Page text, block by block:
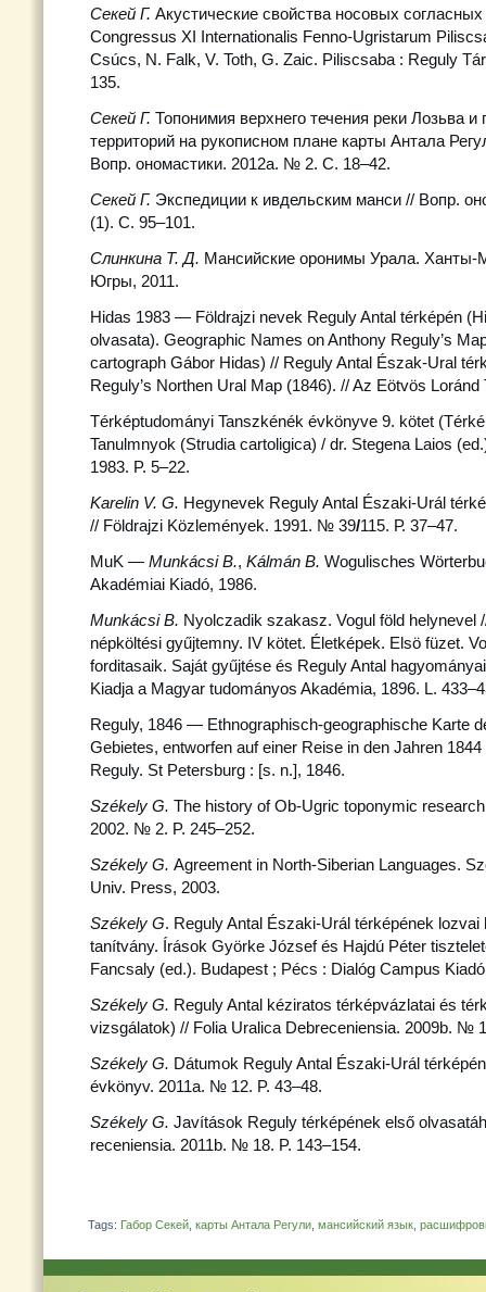
Секей Г. Акустические свойства носовых
Congressus XI Internationalis Fenno-Ugristarum
Csúcs, N. Falk, V. Toth, G. Zaic. Piliscsaba : Reguly
135.
Секей Г. Топонимия верхнего течения реки Лозьва
территорий на рукописном плане карты Антала
Вопр. ономастики. 2012а. № 2. С. 18–42.
Секей Г. Экспедиции к ивдельским манси // Вопр.
(1). С. 95–101.
Слинкина Т. Д. Мансийские оронимы Урала. Ханты-
Югры, 2011.
Hidas 1983 — Földrajzi nevek Reguly Antal térképén
olvasata). Geographic Names on Anthony Reguly’s
cartograph Gábor Hidas) // Reguly Antal Észak-Ural
Reguly’s Northen Ural Map (1846). // Az Eötvös
Térképtudományi Tanszkénék évkönyve 9. kötet
Tanulmnyok (Strudia cartoligica) / dr. Stegena Laios
1983. P. 5–22.
Karelin V. G. Hegynevek Reguly Antal Északi-Urál
// Földrajzi Közlemények. 1991. № 39/115. Р. 37–47.
MuK — Munkácsi B., Kálmán B. Wogulisches
Akadémiai Kiadó, 1986.
Munkácsi B. Nyolczadik szakasz. Vogul föld helynevel
népköltési gyűjtemny. IV kötet. Életképek. Elsö füzet.
forditasaik. Saját gyűjtése és Reguly Antal
Kiadja a Magyar tudományos Akadémia, 1896. L.
Reguly, 1846 — Ethnographisch-geographische Karte
Gebietes, entworfen auf einer Reise in den Jahren
Reguly. St Petersburg : [s. n.], 1846.
Székely G. The history of Ob-Ugric toponymic
2002. № 2. P. 245–252.
Székely G. Agreement in North-Siberian Languages.
Univ. Press, 2003.
Székely G. Reguly Antal Északi-Urál térképének lozvai
tanítvány. Írások Györke József és Hajdú Péter
Fancsaly (ed.). Budapest ; Pécs : Dialóg Campus
Székely G. Reguly Antal kéziratos térképvázlatai és
vizsgálatok) // Folia Uralica Debreceniensia. 2009b. №
Székely G. Dátumok Reguly Antal Északi-Urál
évkönyv. 2011а. № 12. P. 43–48.
Székely G. Javítások Reguly térképének első
receniensia. 2011b. № 18. P. 143–154.
Tags: Габор Секей карты Антала Регули мансийский язык